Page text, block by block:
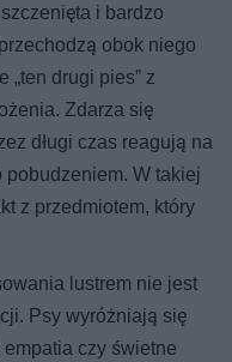
i bardzo
obok niego
„ten drugi pies” z
Zdarza się
długi czas reagują na
pobudzeniem. W takiej
z przedmiotem, który
lustrem nie jest
Psy wyróżniają się
czy świetne